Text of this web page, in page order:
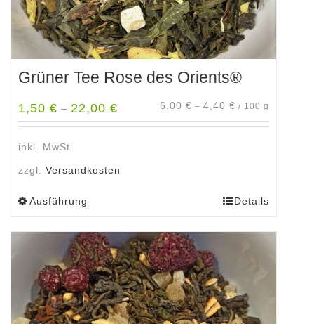
Grüner Tee Rose des Orients®
1,50 € – 22,00 € 6,00 € – 4,40 € / 100 g
inkl. MwSt.
zzgl. Versandkosten
Ausführung
weist
mehrere
Varianten
auf.
Die
Details